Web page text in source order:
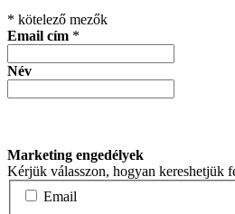
* kötelező mezők
Email cím *
Név
Marketing engedélyek
Kérjük válasszon, hogyan kereshetjük
Email